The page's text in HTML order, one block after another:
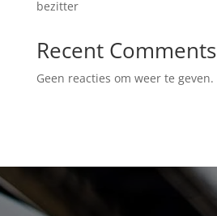
bezitter
Recent Comments
Geen reacties om weer te geven.